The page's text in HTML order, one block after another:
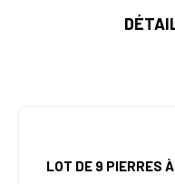
LOT DE 9 PIERRES